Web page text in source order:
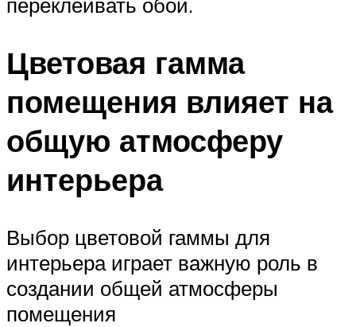
Цветовая гамма
помещения влияет на
общую атмосферу
интерьера
Выбор цветовой гаммы для
интерьера играет важную роль в
создании общей атмосферы
помещения